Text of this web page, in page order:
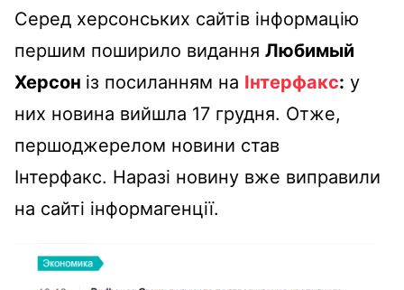
Серед херсонських сайтів інформацію
першим поширило видання Любимый
Херсон із посиланням на Інтерфакс: у
них новина вийшла 17 грудня. Отже,
першоджерелом новини став
Інтерфакс. Наразі новину вже виправили
на сайті інформагенції.